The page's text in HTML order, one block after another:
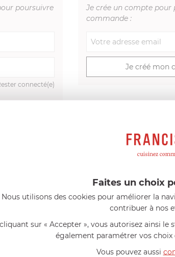
poursuivre
connecté(e)
Je crée un compte pour
commande :
Je créé mon
le 23/06/2026 à 12:04
Casserole mini 9 cm Castelpro 5 ply poignée
fixe
«Nous sommes dans un produit de haute
l'élaboration des sauces et vient complé...»
Faites un choix
Nous utilisons des cookies pour améliorer la
contribuer à nos
sur « Accepter », vous autorisez ainsi
également paramétrer vos choix
Vous pouvez aussi